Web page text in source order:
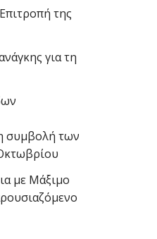
της
για τη
συμβολή των
με Μάξιμο